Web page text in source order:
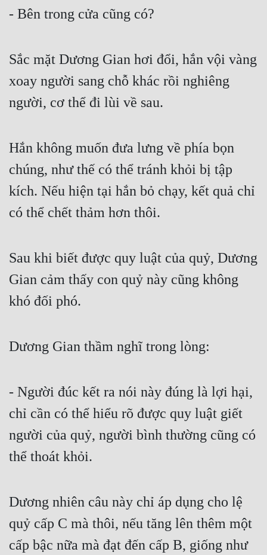
Quan Trường
Sảng Văn
Sắc
Sủng
Trinh Thám
Trùng Sinh
Trọng Sinh
Tu Chân
Tội Phạm
Võ Hiệp
Võng Du
Xuyên Không
Điền Văn
- Bên trong cửa cũng có?
Sắc mặt Dương Gian hơi đổi, hắn vội vàng
xoay người sang chỗ khác rồi nghiêng
người, cơ thể đi lùi về sau.
Hắn không muốn đưa lưng về phía bọn
chúng, như thế có thể tránh khỏi bị tập
kích. Nếu hiện tại hắn bỏ chạy, kết quả chỉ
có thể chết thảm hơn thôi.
Sau khi biết được quy luật của quỷ, Dương
Gian cảm thấy con quỷ này cũng không
khó đối phó.
Dương Gian thầm nghĩ trong lòng:
- Người đúc kết ra nói này đúng là lợi hại,
chỉ cần có thể hiểu rõ được quy luật giết
người của quỷ, người bình thường cũng có
thể thoát khỏi.
Dương nhiên câu này chỉ áp dụng cho lệ
quỷ cấp C mà thôi, nếu tăng lên thêm một
cấp bậc nữa mà đạt đến cấp B, giống như